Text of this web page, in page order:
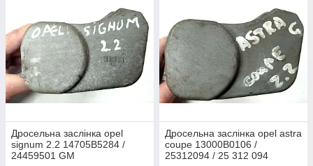
Дросельна заслінка opel
signum 2.2 14705B5284 /
24459501 GM
Дросельна заслінка opel astra
coupe 13000B0106 /
25312094 / 25 312 094